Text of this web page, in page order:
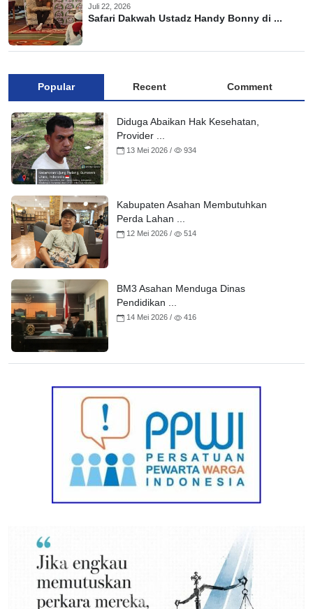
Juli 22, 2026
Safari Dakwah Ustadz Handy Bonny di ...
Popular Recent Comment
Diduga Abaikan Hak Kesehatan,
Provider ...
13 Mei 2026 / 934
Kabupaten Asahan Membutuhkan
Perda Lahan ...
12 Mei 2026 / 514
BM3 Asahan Menduga Dinas
Pendidikan ...
14 Mei 2026 / 416